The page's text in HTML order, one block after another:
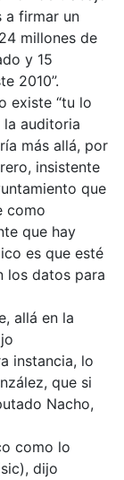
a firmar un
millones de
y 15
2010”.
existe “tu lo
auditoria
más allá, por
insistente
que
como
que hay
es que esté
los datos para
allá en la
instancia, lo
que si
Nacho,
como lo
dijo